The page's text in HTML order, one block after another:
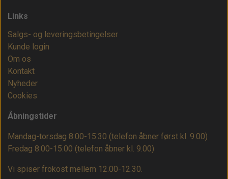
Links
Salgs- og leveringsbetingelser
Kunde login
Om os
Kontakt
Nyheder
Cookies
Åbningstider
Mandag-torsdag 8:00-15:30 (telefon åbner først kl. 9.00)
Fredag 8:00-15:00 (telefon åbner kl. 9.00)
Vi spiser frokost mellem 12.00-12.30.